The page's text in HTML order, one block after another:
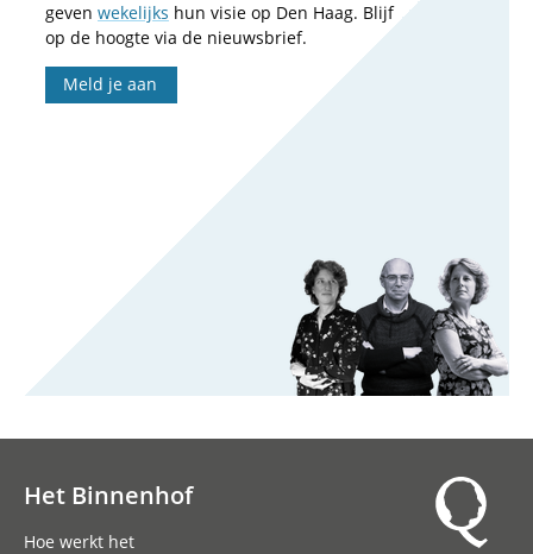
geven wekelijks hun visie op Den Haag. Blijf
op de hoogte via de nieuwsbrief.
Meld je aan
Het Binnenhof
Hoe werkt het